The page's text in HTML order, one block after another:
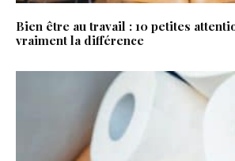
Bien être au travail : 10 petites
vraiment la différence